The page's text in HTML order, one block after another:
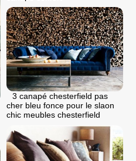
3 canapé chesterfield pas
cher bleu fonce pour le slaon
chic meubles chesterfield